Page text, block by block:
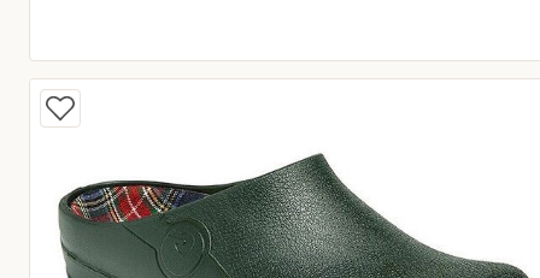
Huidige prijs € 50,11